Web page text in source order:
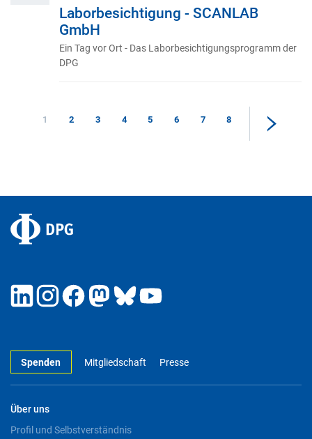
Laborbesichtigung - SCANLAB
GmbH
Ein Tag vor Ort - Das Laborbesichtigungsprogramm der
DPG
1 2 3 4 5 6 7 8
Spenden Mitgliedschaft Presse
Über uns
Profil und Selbstverständnis